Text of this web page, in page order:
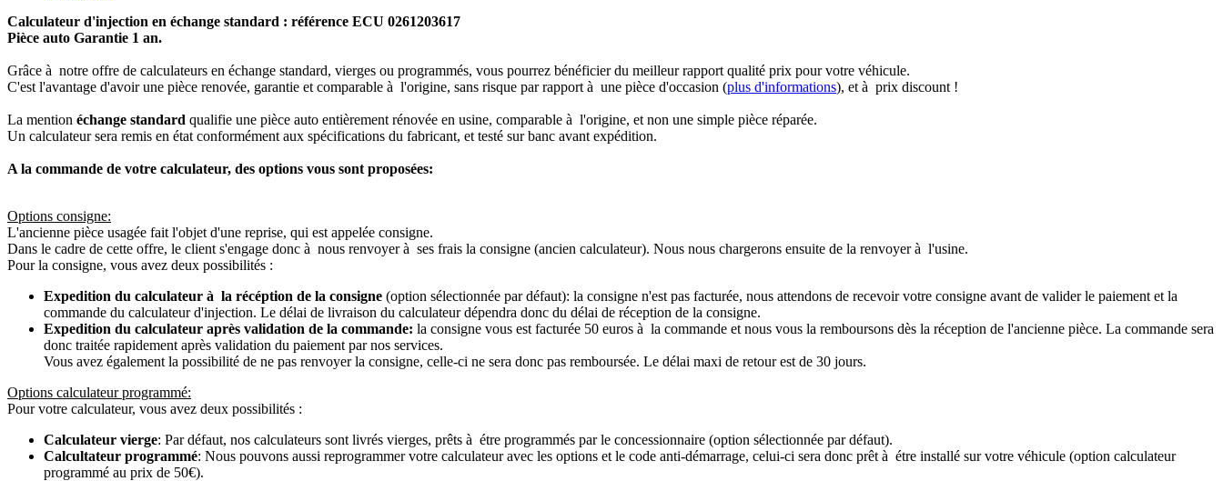
Calculateur d'injection en échange standard : référence ECU 0261203617
Pièce auto Garantie 1 an.
Grâce à notre offre de calculateurs en échange standard, vierges ou programmés, vous pourrez bénéficier du meilleur rapport qualité prix pour votre véhicule.
C'est l'avantage d'avoir une pièce renovée, garantie et comparable à l'origine, sans risque par rapport à une pièce d'occasion (plus d'informations), et à prix discount !
La mention échange standard qualifie une pièce auto entièrement rénovée en usine, comparable à l'origine, et non une simple pièce réparée.
Un calculateur sera remis en état conformément aux spécifications du fabricant, et testé sur banc avant expédition.
A la commande de votre calculateur, des options vous sont proposées:
Options consigne:
L'ancienne pièce usagée fait l'objet d'une reprise, qui est appelée consigne.
Dans le cadre de cette offre, le client s'engage donc à nous renvoyer à ses frais la consigne (ancien calculateur). Nous nous chargerons ensuite de la renvoyer à l'usine.
Pour la consigne, vous avez deux possibilités :
Expedition du calculateur à la récéption de la consigne (option sélectionnée par défaut): la consigne n'est pas facturée, nous attendons de recevoir votre consigne avant de valider le paiement et la
commande du calculateur d'injection. Le délai de livraison du calculateur dépendra donc du délai de réception de la consigne.
Expedition du calculateur après validation de la commande: la consigne vous est facturée 50 euros à la commande et nous vous la remboursons dès la réception de l'ancienne pièce. La commande sera
donc traitée rapidement après validation du paiement par nos services.
Vous avez également la possibilité de ne pas renvoyer la consigne, celle-ci ne sera donc pas remboursée. Le délai maxi de retour est de 30 jours.
Options calculateur programmé:
Pour votre calculateur, vous avez deux possibilités :
Calculateur vierge: Par défaut, nos calculateurs sont livrés vierges, prêts à étre programmés par le concessionnaire (option sélectionnée par défaut).
Calcultateur programmé: Nous pouvons aussi reprogrammer votre calculateur avec les options et le code anti-démarrage, celui-ci sera donc prêt à étre installé sur votre véhicule (option calculateur
programmé au prix de 50€).